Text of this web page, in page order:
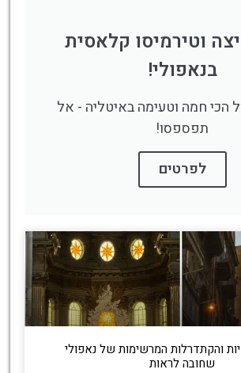
וטירמיסו קלאסית
בנאפולי!
הכי חמה וטעימה באיטליה - אל
תפספסו!
לפרטים
והקתדרלות המרשימות של נאפולי
שחובה לראות